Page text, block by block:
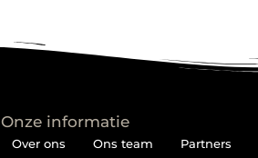
Onze informatie
Over ons Ons team Partners